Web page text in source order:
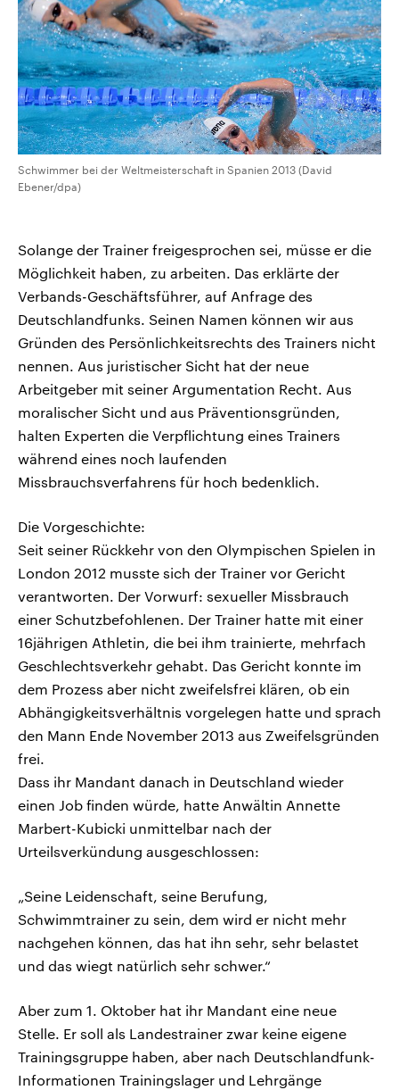
Schwimmer bei der Weltmeisterschaft in Spanien 2013 (David
Ebener/dpa)
Solange der Trainer freigesprochen sei, müsse er die
Möglichkeit haben, zu arbeiten. Das erklärte der
Verbands-Geschäftsführer, auf Anfrage des
Deutschlandfunks. Seinen Namen können wir aus
Gründen des Persönlichkeitsrechts des Trainers nicht
nennen. Aus juristischer Sicht hat der neue
Arbeitgeber mit seiner Argumentation Recht. Aus
moralischer Sicht und aus Präventionsgründen,
halten Experten die Verpflichtung eines Trainers
während eines noch laufenden
Missbrauchsverfahrens für hoch bedenklich.
Die Vorgeschichte:
Seit seiner Rückkehr von den Olympischen Spielen in
London 2012 musste sich der Trainer vor Gericht
verantworten. Der Vorwurf: sexueller Missbrauch
einer Schutzbefohlenen. Der Trainer hatte mit einer
16jährigen Athletin, die bei ihm trainierte, mehrfach
Geschlechtsverkehr gehabt. Das Gericht konnte im
dem Prozess aber nicht zweifelsfrei klären, ob ein
Abhängigkeitsverhältnis vorgelegen hatte und sprach
den Mann Ende November 2013 aus Zweifelsgründen
frei.
Dass ihr Mandant danach in Deutschland wieder
einen Job finden würde, hatte Anwältin Annette
Marbert-Kubicki unmittelbar nach der
Urteilsverkündung ausgeschlossen:
„Seine Leidenschaft, seine Berufung,
Schwimmtrainer zu sein, dem wird er nicht mehr
nachgehen können, das hat ihn sehr, sehr belastet
und das wiegt natürlich sehr schwer.“
Aber zum 1. Oktober hat ihr Mandant eine neue
Stelle. Er soll als Landestrainer zwar keine eigene
Trainingsgruppe haben, aber nach Deutschlandfunk-
Informationen Trainingslager und Lehrgänge